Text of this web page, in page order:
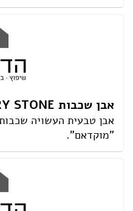
אבן שכבות SEDIMENTARY STONE
אבן טבעית העשויה
"מוקדאם".